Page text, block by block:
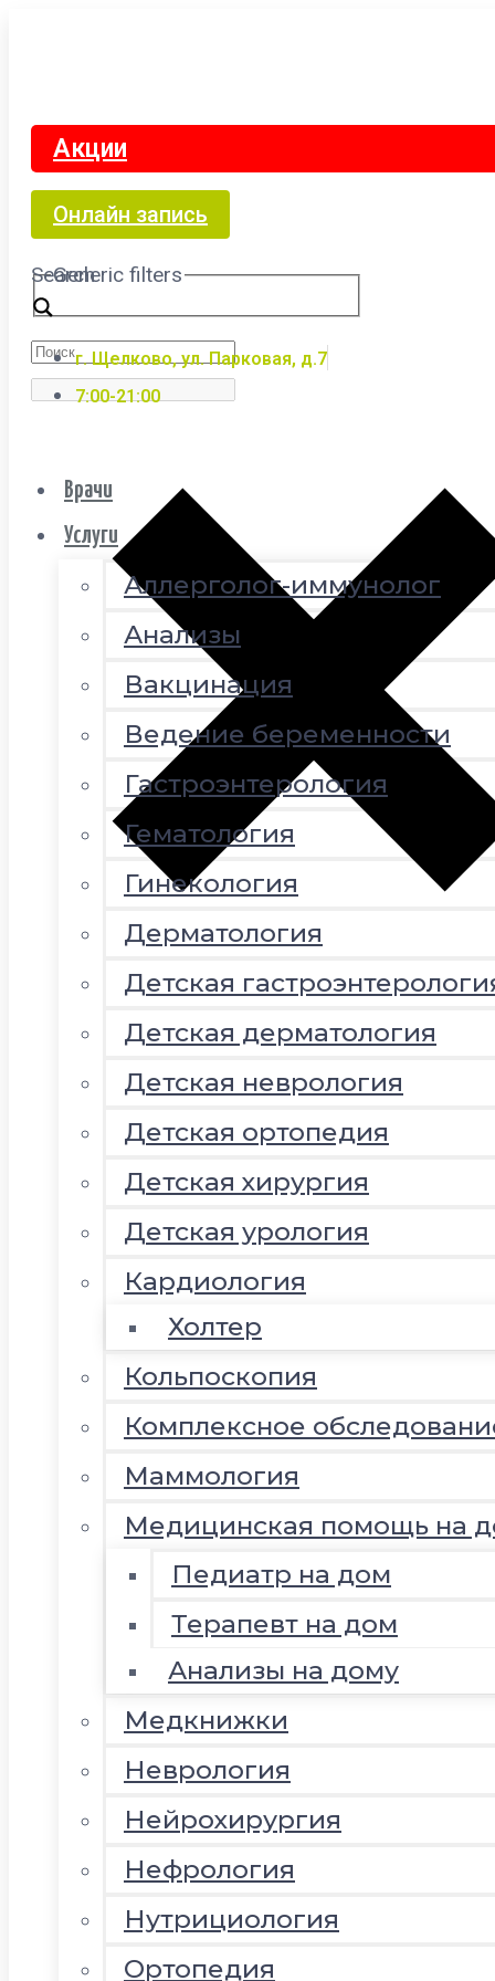
Акции
Онлайн запись
Search
Generic filters
г. Щелково, ул. Парковая, д.7
7:00-21:00
Врачи
Услуги
Аллерголог-иммунолог
Анализы
Вакцинация
Ведение беременности
Гастроэнтерология
Гематология
Гинекология
Дерматология
Детская
Детская дерматология
Детская неврология
Детская ортопедия
Детская хирургия
Детская урология
Кардиология
Холтер
Кольпоскопия
Комплексное
Маммология
Медицинская помощь на
Педиатр на дом
Терапевт на дом
Анализы на дому
Медкнижки
Неврология
Нейрохирургия
Нефрология
Нутрициология
Ортопедия